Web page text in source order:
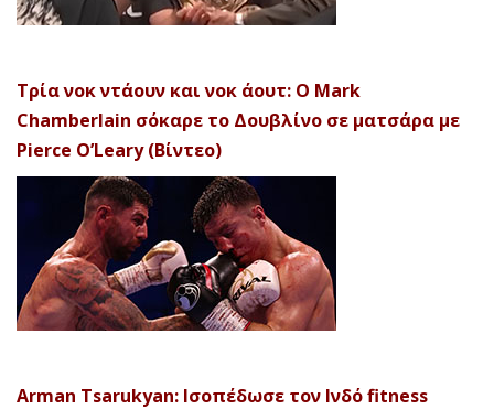
Τρία νοκ ντάουν και νοκ άουτ: Ο Mark
Chamberlain σόκαρε το Δουβλίνο σε ματσάρα με
Pierce O’Leary (Βίντεο)
Arman Tsarukyan: Ισοπέδωσε τον Ινδό fitness